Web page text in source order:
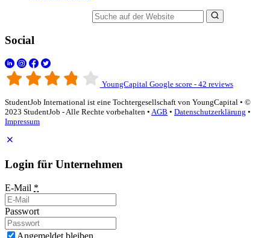
Social
YoungCapital Google score - 42 reviews
StudentJob International ist eine Tochtergesellschaft von YoungCapital • ©
2023 StudentJob - Alle Rechte vorbehalten • AGB • Datenschutzerklärung •
Impressum
Login für Unternehmen
E-Mail *
Passwort
Angemeldet bleiben